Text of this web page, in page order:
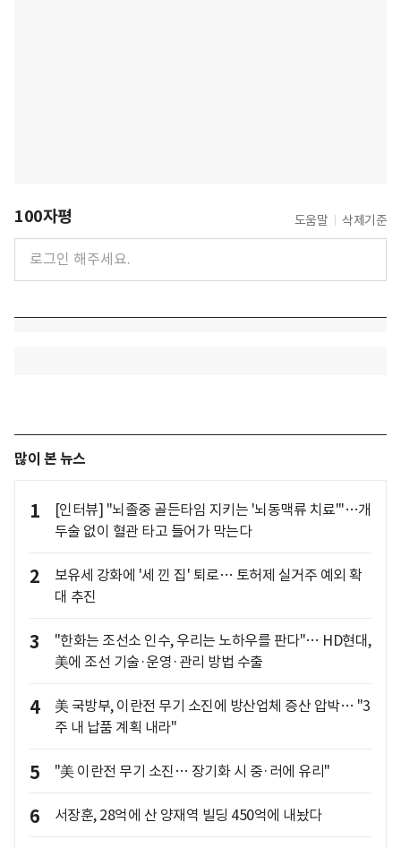
100자평 도움말 삭제기준
많이 본 뉴스
1
[인터뷰] "뇌졸중 골든타임 지키는 '뇌동맥류 치료'"…개
두술 없이 혈관 타고 들어가 막는다
2
보유세 강화에 '세 낀 집' 퇴로… 토허제 실거주 예외 확
대 추진
3
"한화는 조선소 인수, 우리는 노하우를 판다"… HD현대,
美에 조선 기술·운영·관리 방법 수출
4
美 국방부, 이란전 무기 소진에 방산업체 증산 압박… "3
주 내 납품 계획 내라"
5 "美 이란전 무기 소진… 장기화 시 중·러에 유리"
6 서장훈, 28억에 산 양재역 빌딩 450억에 내놨다